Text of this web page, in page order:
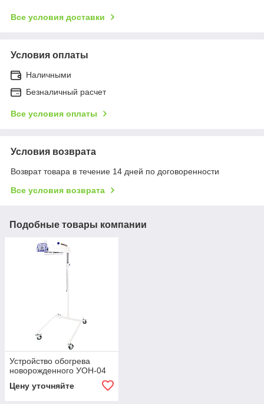
Все условия доставки
Условия оплаты
Наличными
Безналичный расчет
Все условия оплаты
Условия возврата
Возврат товара в течение 14 дней по договоренности
Все условия возврата
Подобные товары компании
Устройство обогрева
новорожденного УОН-04
Цену уточняйте